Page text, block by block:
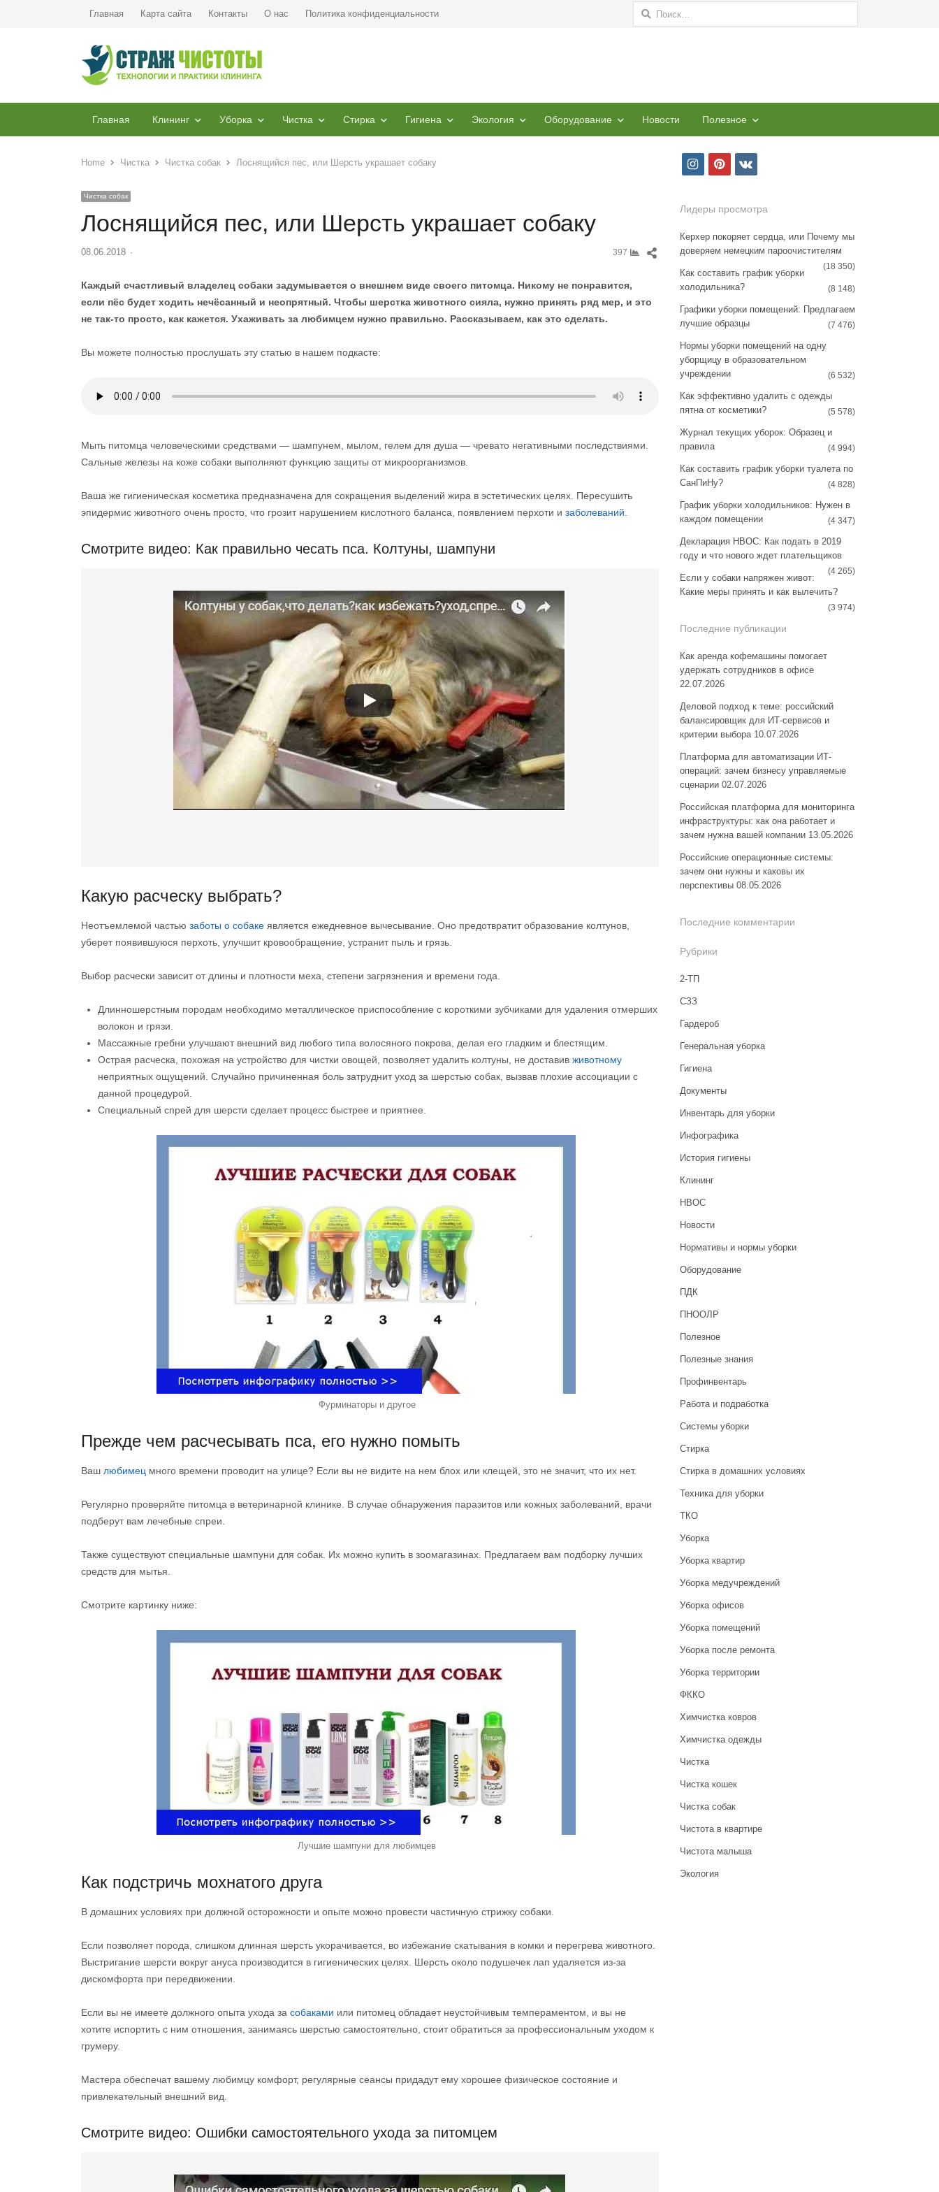
Главная Карта сайта Контакты О нас Политика конфиденциальности Найти:
Главная Клининг Уборка Чистка Стирка Гигиена Экология Оборудование Новости Полезное
Home Чистка Чистка собак Лоснящийся пес, или Шерсть украшает собаку
Чистка собак
Лоснящийся пес, или Шерсть украшает собаку
08.06.2018 397
Share
Каждый счастливый владелец собаки задумывается о внешнем виде своего питомца. Никому не понравится,
если пёс будет ходить нечёсанный и неопрятный. Чтобы шерстка животного сияла, нужно принять ряд мер, и это
не так-то просто, как кажется. Ухаживать за любимцем нужно правильно. Рассказываем, как это сделать.
Вы можете полностью прослушать эту статью в нашем подкасте:
Мыть питомца человеческими средствами — шампунем, мылом, гелем для душа — чревато негативными последствиями.
Сальные железы на коже собаки выполняют функцию защиты от микроорганизмов.
Ваша же гигиеническая косметика предназначена для сокращения выделений жира в эстетических целях. Пересушить
эпидермис животного очень просто, что грозит нарушением кислотного баланса, появлением перхоти и заболеваний
Смотрите видео: Как правильно чесать пса. Колтуны, шампуни
Какую расческу выбрать?
Неотъемлемой частью заботы о собаке является ежедневное вычесывание. Оно предотвратит образование колтунов,
уберет появившуюся перхоть, улучшит кровообращение, устранит пыль и грязь.
Выбор расчески зависит от длины и плотности меха, степени загрязнения и времени года.
Длинношерстным породам необходимо металлическое приспособление с короткими зубчиками для удаления отмерших
волокон и грязи.
Массажные гребни улучшают внешний вид любого типа волосяного покрова, делая его гладким и блестящим.
Острая расческа, похожая на устройство для чистки овощей, позволяет удалить колтуны, не доставив животному
неприятных ощущений. Случайно причиненная боль затруднит уход за шерстью собак, вызвав плохие ассоциации с
данной процедурой.
Специальный спрей для шерсти сделает процесс быстрее и приятнее.
Фурминаторы и другое
Прежде чем расчесывать пса, его нужно помыть
Ваш любимец много времени проводит на улице? Если вы не видите на нем блох или клещей, это не значит, что их нет.
Регулярно проверяйте питомца в ветеринарной клинике. В случае обнаружения паразитов или кожных заболеваний, врачи
подберут вам лечебные спреи.
Также существуют специальные шампуни для собак. Их можно купить в зоомагазинах. Предлагаем вам подборку лучших
средств для мытья.
Смотрите картинку ниже:
Лучшие шампуни для любимцев
Как подстричь мохнатого друга
В домашних условиях при должной осторожности и опыте можно провести частичную стрижку собаки.
Если позволяет порода, слишком длинная шерсть укорачивается, во избежание скатывания в комки и перегрева животного.
Выстригание шерсти вокруг ануса производится в гигиенических целях. Шерсть около подушечек лап удаляется из-за
дискомфорта при передвижении.
Если вы не имеете должного опыта ухода за собаками или питомец обладает неустойчивым темпераментом, и вы не
хотите испортить с ним отношения, занимаясь шерстью самостоятельно, стоит обратиться за профессиональным уходом к
грумеру.
Мастера обеспечат вашему любимцу комфорт, регулярные сеансы придадут ему хорошее физическое состояние и
привлекательный внешний вид.
Смотрите видео: Ошибки самостоятельного ухода за питомцем
i
s
a
g
a
m
p
n
e
r
s
t
v
Лидеры просмотра
Керхер покоряет сердца, или Почему мы
доверяем немецким пароочистителям
(18 350)
Как составить график уборки
холодильника?
(8 148)
Графики уборки помещений: Предлагаем
лучшие образцы
(7 476)
Нормы уборки помещений на одну
уборщицу в образовательном
учреждении
(6 532)
Как эффективно удалить с одежды
пятна от косметики?
(5 578)
Журнал текущих уборок: Образец и
правила
(4 994)
Как составить график уборки туалета по
СанПиНу?
(4 828)
График уборки холодильников: Нужен в
каждом помещении
(4 347)
Декларация НВОС: Как подать в 2019
году и что нового ждет плательщиков
(4 265)
Если у собаки напряжен живот:
Какие меры принять и как вылечить?
(3 974)
Последние публикации
Как аренда кофемашины помогает
удержать сотрудников в офисе
22.07.2026
Деловой подход к теме: российский
балансировщик для ИТ-сервисов и
критерии выбора 10.07.2026
Платформа для автоматизации ИТ-
операций: зачем бизнесу управляемые
сценарии 02.07.2026
Российская платформа для мониторинга
инфраструктуры: как она работает и
зачем нужна вашей компании 13.05.2026
Российские операционные системы:
зачем они нужны и каковы их
перспективы 08.05.2026
Последние комментарии
Рубрики
2-ТП
CЗЗ
Гардероб
Генеральная уборка
Гигиена
Документы
Инвентарь для уборки
Инфографика
История гигиены
Клининг
НВОС
Новости
Нормативы и нормы уборки
Оборудование
ПДК
ПНООЛР
Полезное
Полезные знания
Профинвентарь
Работа и подработка
Системы уборки
Стирка
Стирка в домашних условиях
Техника для уборки
ТКО
Уборка
Уборка квартир
Уборка медучреждений
Уборка офисов
Уборка помещений
Уборка после ремонта
Уборка территории
ФККО
Химчистка ковров
Химчистка одежды
Чистка
Чистка кошек
Чистка собак
Чистота в квартире
Чистота малыша
Экология